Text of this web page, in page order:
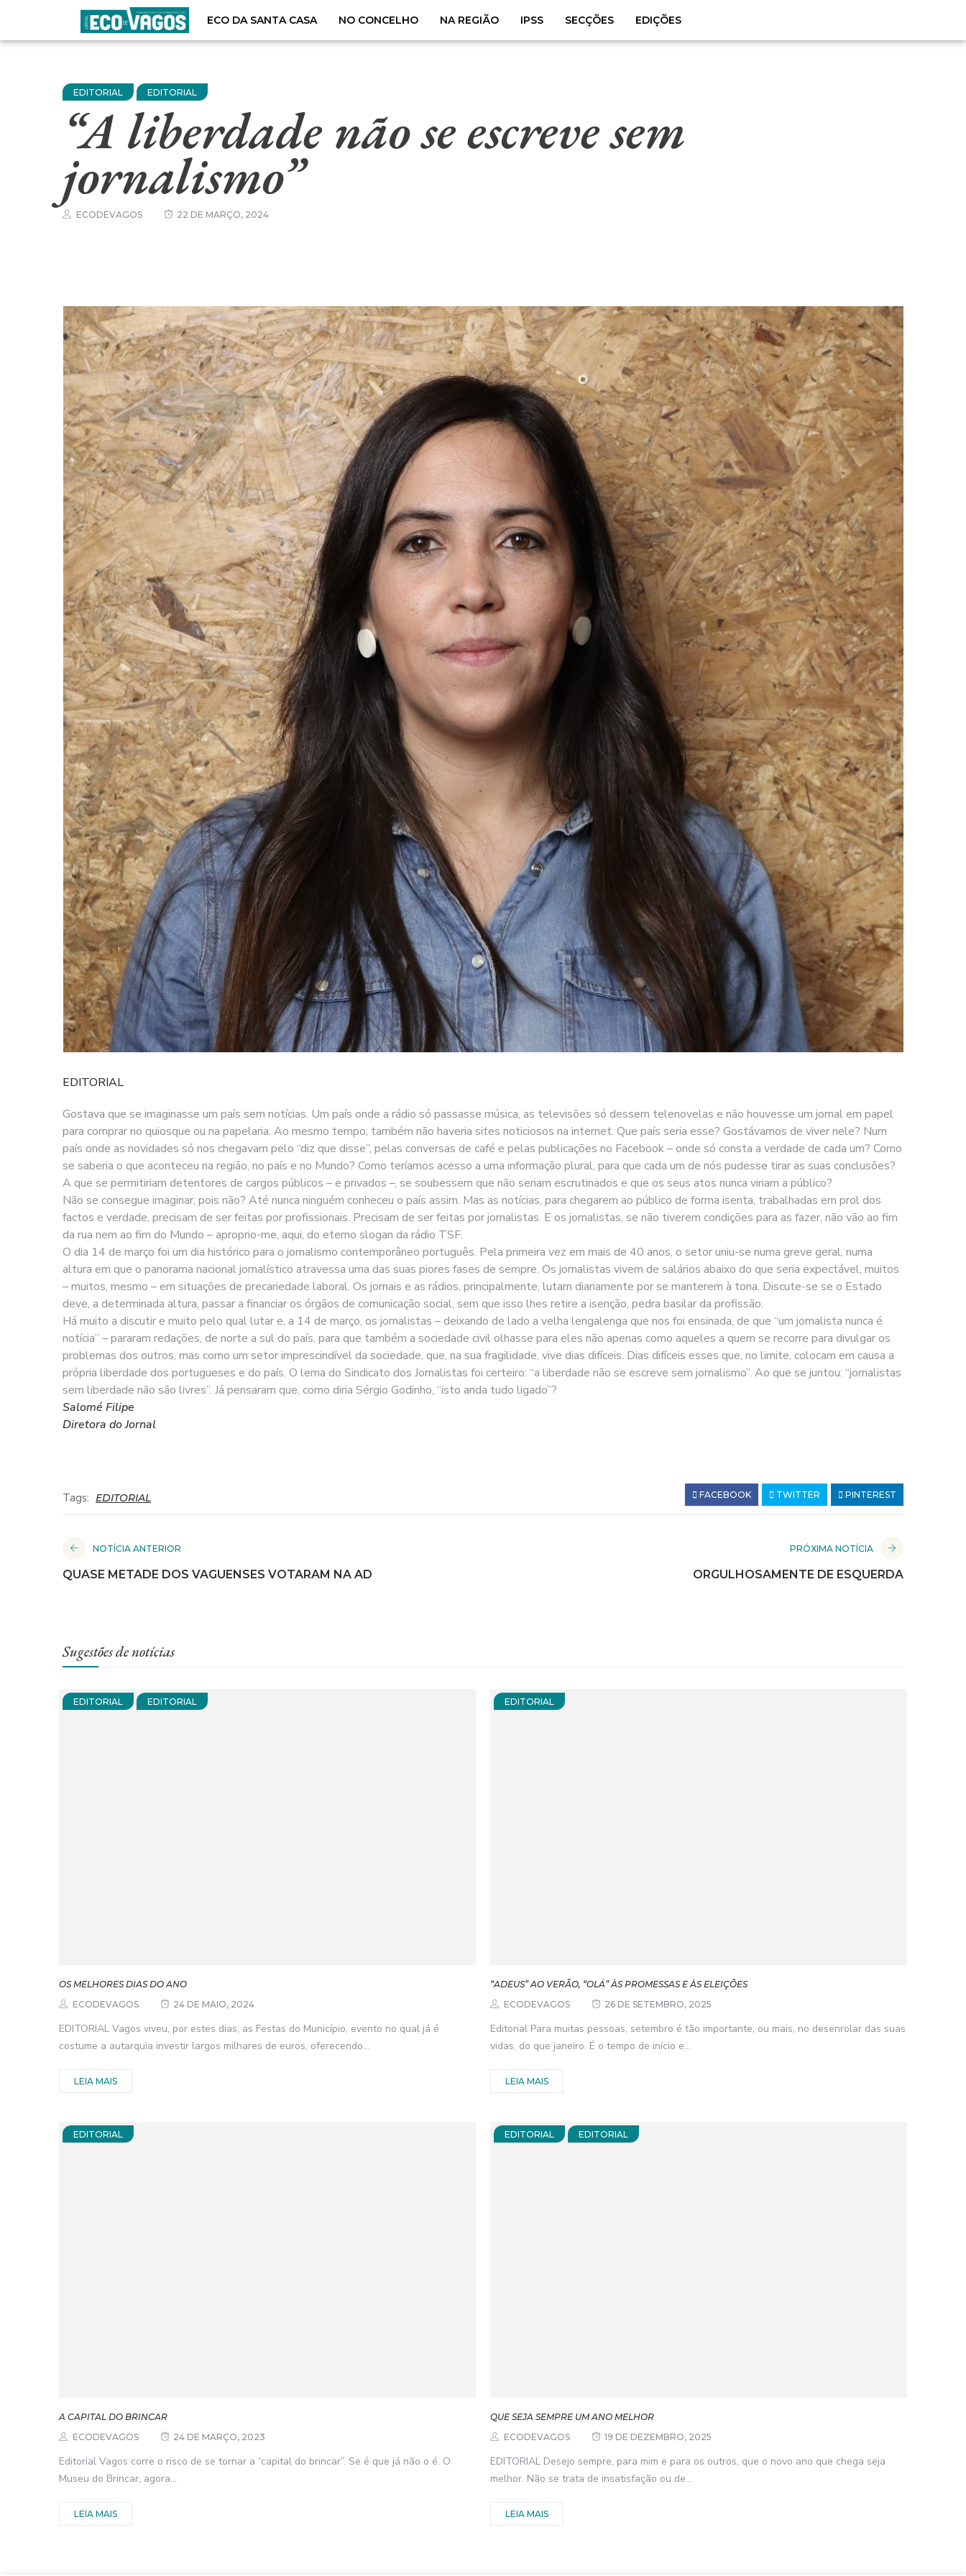
ECO DA SANTA CASA NO CONCELHO NA REGIÃO IPSS SECÇÕES EDIÇÕES
EDITORIAL EDITORIAL
“A liberdade não se escreve sem
jornalismo”
ECODEVAGOS 22 DE MARÇO, 2024
EDITORIAL
Gostava que se imaginasse um país sem notícias. Um país onde a rádio só passasse música, as televisões só dessem telenovelas e não houvesse um jornal em papel
para comprar no quiosque ou na papelaria. Ao mesmo tempo, também não haveria sites noticiosos na internet. Que país seria esse? Gostávamos de viver nele? Num
país onde as novidades só nos chegavam pelo “diz que disse”, pelas conversas de café e pelas publicações no Facebook – onde só consta a verdade de cada um? Como
se saberia o que aconteceu na região, no país e no Mundo? Como teríamos acesso a uma informação plural, para que cada um de nós pudesse tirar as suas conclusões?
A que se permitiriam detentores de cargos públicos – e privados –, se soubessem que não seriam escrutinados e que os seus atos nunca viriam a público?
Não se consegue imaginar, pois não? Até nunca ninguém conheceu o país assim. Mas as notícias, para chegarem ao público de forma isenta, trabalhadas em prol dos
factos e verdade, precisam de ser feitas por profissionais. Precisam de ser feitas por jornalistas. E os jornalistas, se não tiverem condições para as fazer, não vão ao fim
da rua nem ao fim do Mundo – aproprio-me, aqui, do eterno slogan da rádio TSF.
O dia 14 de março foi um dia histórico para o jornalismo contemporâneo português. Pela primeira vez em mais de 40 anos, o setor uniu-se numa greve geral, numa
altura em que o panorama nacional jornalístico atravessa uma das suas piores fases de sempre. Os jornalistas vivem de salários abaixo do que seria expectável, muitos
– muitos, mesmo – em situações de precariedade laboral. Os jornais e as rádios, principalmente, lutam diariamente por se manterem à tona. Discute-se se o Estado
deve, a determinada altura, passar a financiar os órgãos de comunicação social, sem que isso lhes retire a isenção, pedra basilar da profissão.
Há muito a discutir e muito pelo qual lutar e, a 14 de março, os jornalistas – deixando de lado a velha lengalenga que nos foi ensinada, de que “um jornalista nunca é
notícia” – pararam redações, de norte a sul do país, para que também a sociedade civil olhasse para eles não apenas como aqueles a quem se recorre para divulgar os
problemas dos outros, mas como um setor imprescindível da sociedade, que, na sua fragilidade, vive dias difíceis. Dias difíceis esses que, no limite, colocam em causa a
própria liberdade dos portugueses e do país. O lema do Sindicato dos Jornalistas foi certeiro: “a liberdade não se escreve sem jornalismo”. Ao que se juntou: “jornalistas
sem liberdade não são livres”. Já pensaram que, como diria Sérgio Godinho, “isto anda tudo ligado”?
Salomé Filipe
Diretora do Jornal
Tags: EDITORIAL FACEBOOK TWITTER PINTEREST
NOTÍCIA ANTERIOR
QUASE METADE DOS VAGUENSES VOTARAM NA AD
PRÓXIMA NOTÍCIA
ORGULHOSAMENTE DE ESQUERDA
Sugestões de notícias
EDITORIAL EDITORIAL
OS MELHORES DIAS DO ANO
ECODEVAGOS
24 DE MAIO, 2024
EDITORIAL Vagos viveu, por estes dias, as Festas do Município, evento no qual já é
costume a autarquia investir largos milhares de euros, oferecendo...
LEIA MAIS
EDITORIAL
“ADEUS” AO VERÃO, “OLÁ” ÀS PROMESSAS E ÀS ELEIÇÕES
ECODEVAGOS
26 DE SETEMBRO, 2025
Editorial Para muitas pessoas, setembro é tão importante, ou mais, no desenrolar das suas
vidas, do que janeiro. É o tempo de início e...
LEIA MAIS
EDITORIAL
A CAPITAL DO BRINCAR
ECODEVAGOS
24 DE MARÇO, 2023
Editorial Vagos corre o risco de se tornar a “capital do brincar”. Se é que já não o é. O
Museu do Brincar, agora...
LEIA MAIS
EDITORIAL EDITORIAL
QUE SEJA SEMPRE UM ANO MELHOR
ECODEVAGOS
19 DE DEZEMBRO, 2025
EDITORIAL Desejo sempre, para mim e para os outros, que o novo ano que chega seja
melhor. Não se trata de insatisfação ou de...
LEIA MAIS